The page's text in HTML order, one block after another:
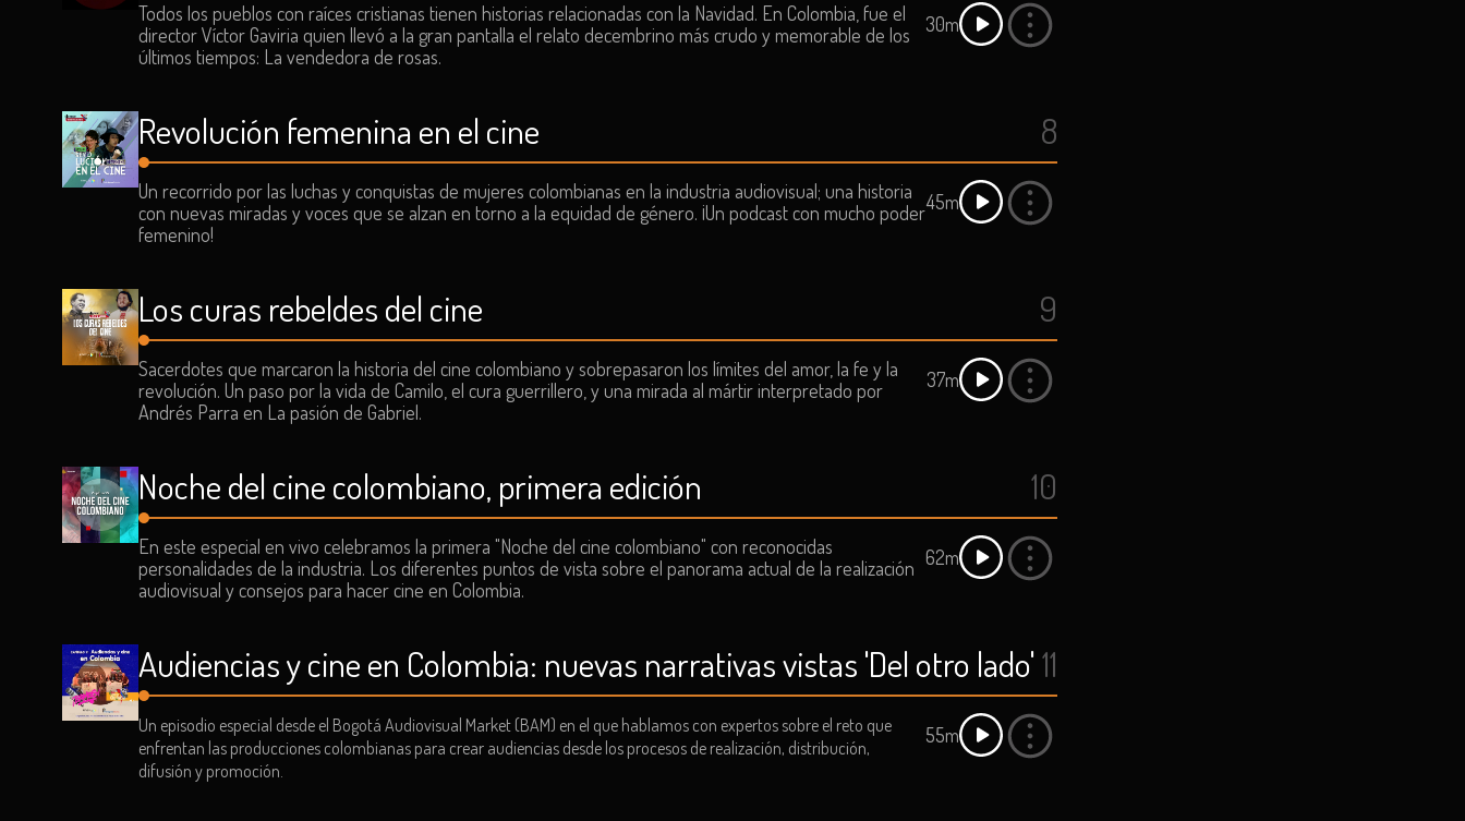
Todos los pueblos con raíces cristianas tienen historias relacionadas con la Navidad. En Colombia, fue el
director Víctor Gaviria quien llevó a la gran pantalla el relato decembrino más crudo y memorable de los
últimos tiempos: La vendedora de rosas.
30m
Revolución femenina en el cine 8
Un recorrido por las luchas y conquistas de mujeres colombianas en la industria audiovisual; una historia
con nuevas miradas y voces que se alzan en torno a la equidad de género. ¡Un podcast con mucho poder
femenino!
45m
Los curas rebeldes del cine 9
Sacerdotes que marcaron la historia del cine colombiano y sobrepasaron los límites del amor, la fe y la
revolución. Un paso por la vida de Camilo, el cura guerrillero, y una mirada al mártir interpretado por
Andrés Parra en La pasión de Gabriel.
37m
Noche del cine colombiano, primera edición 10
En este especial en vivo celebramos la primera "Noche del cine colombiano" con reconocidas
personalidades de la industria. Los diferentes puntos de vista sobre el panorama actual de la realización
audiovisual y consejos para hacer cine en Colombia.
62m
Audiencias y cine en Colombia: nuevas narrativas vistas 'Del otro lado'11
Un episodio especial desde el Bogotá Audiovisual Market (BAM) en el que hablamos con expertos sobre el reto que
enfrentan las producciones colombianas para crear audiencias desde los procesos de realización, distribución,
difusión y promoción.
55m